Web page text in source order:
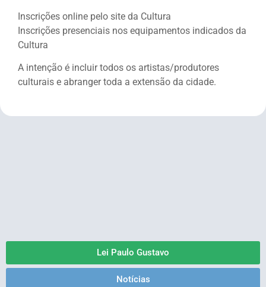
Inscrições online pelo site da Cultura
Inscrições presenciais nos equipamentos indicados da
Cultura
A intenção é incluir todos os artistas/produtores
culturais e abranger toda a extensão da cidade.
Lei Paulo Gustavo
Notícias